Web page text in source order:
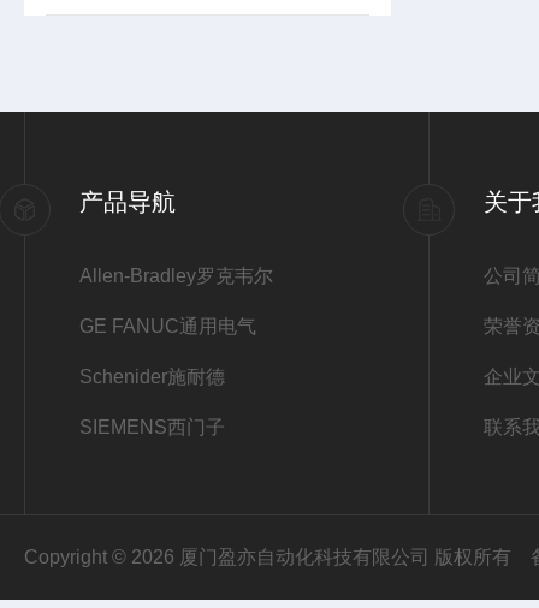
产品导航
Allen-Bradley罗克韦尔
GE FANUC通用电气
Schenider施耐德
SIEMENS西门子
关于
公司
荣誉
企业
联系
Copyright © 2026 厦门盈亦自动化科技有限公司 版权所有